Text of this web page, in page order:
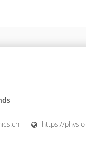
https://